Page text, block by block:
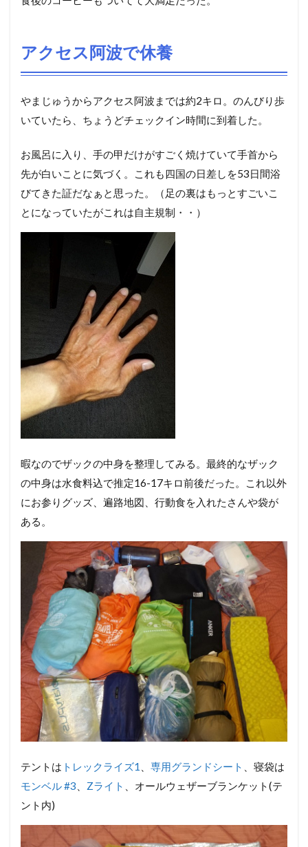
アクセス阿波で休養
やまじゅうからアクセス阿波までは約2キロ。のんびり歩
いていたら、ちょうどチェックイン時間に到着した。
お風呂に入り、手の甲だけがすごく焼けていて手首から
先が白いことに気づく。これも四国の日差しを53日間浴
びてきた証だなぁと思った。（足の裏はもっとすごいこ
とになっていたがこれは自主規制・・）
暇なのでザックの中身を整理してみる。最終的なザック
の中身は水食料込で推定16-17キロ前後だった。これ以外
にお参りグッズ、遍路地図、行動食を入れたさんや袋が
ある。
テントは トレックライズ1 専用グランドシート
、寝袋は
モンベル #3
Zライト
、オールウェザーブランケット(テ
ント内)